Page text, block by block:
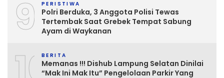
9 PERISTIWA
Polri Berduka, 3 Anggota Polisi Tewas
Tertembak Saat Grebek Tempat Sabung
Ayam di Waykanan
BERITA
Memanas !!! Dishub Lampung Selatan Dinilai
“Mak Ini Mak Itu” Pengelolaan Parkir Yang